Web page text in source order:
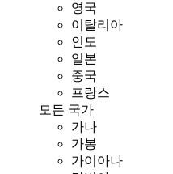
영국
이탈리아
인도
일본
중국
프랑스
모든 국가
가나
가봉
가이아나